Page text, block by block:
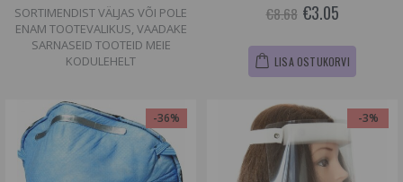
SORTIMENDIST VÄLJAS VÕI POLE
ENAM TOOTEVALIKUS, VAADAKE
SARNASEID TOOTEID MEIE
KODULEHELT
€8.68 €3.05
LISA OSTUKORVI
-36% -3%